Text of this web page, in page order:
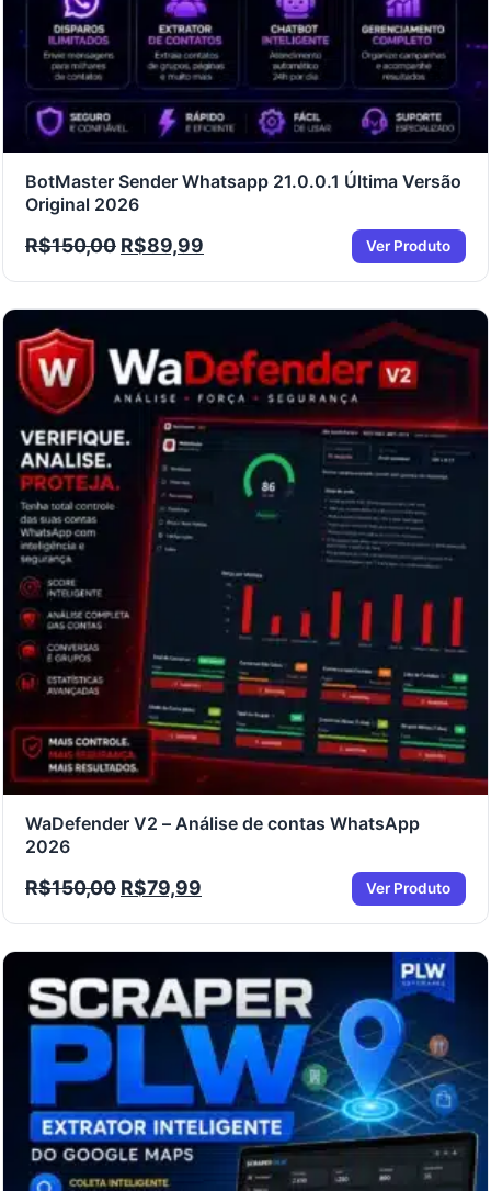
BotMaster Sender Whatsapp 21.0.0.1 Última Versão
Original 2026
R$150,00 R$89,99 Ver Produto
WaDefender V2 – Análise de contas WhatsApp
2026
R$150,00 R$79,99 Ver Produto